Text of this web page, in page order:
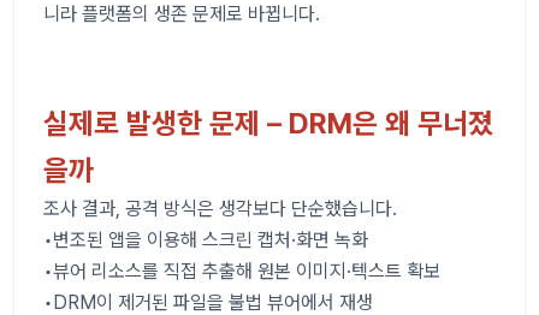
니라 플랫폼의 생존 문제로 바뀝니다.
실제로 발생한 문제 – DRM은 왜 무너졌
을까
조사 결과, 공격 방식은 생각보다 단순했습니다.
•변조된 앱을 이용해 스크린 캡처·화면 녹화
•뷰어 리소스를 직접 추출해 원본 이미지·텍스트 확보
•DRM이 제거된 파일을 불법 뷰어에서 재생